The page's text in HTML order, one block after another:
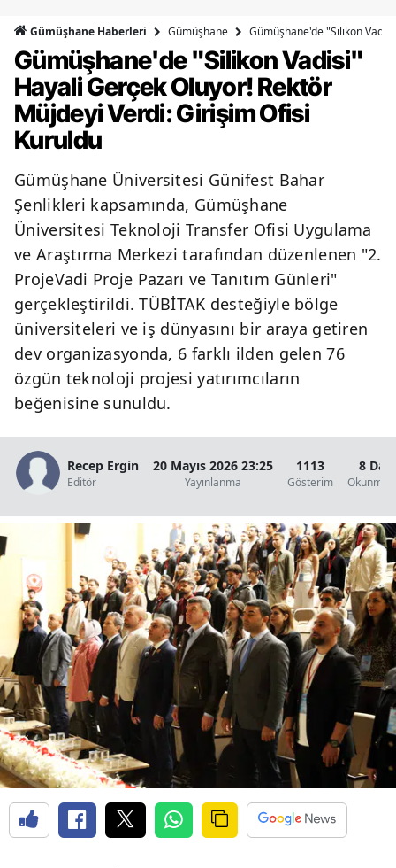
Bingöl
Bitlis
Bolu
Bursa
Çanakkale
Çankırı
Çorum
Denizli
Diyarbakır
Erzincan
Erzurum
Eskişehir
Gaziantep
Giresun
Gümüşhane
Hakkari
Hatay
Isparta
Mersin
Gümüşhane Haberleri Gümüşhane Gümüşhane'de "Silikon
Gümüşhane'de "Silikon Vadisi"
Hayali Gerçek Oluyor! Rektör
Müjdeyi Verdi: Girişim Ofisi
Kuruldu
Gümüşhane Üniversitesi Günifest Bahar
Şenlikleri kapsamında, Gümüşhane
Üniversitesi Teknoloji Transfer Ofisi Uygulama
ve Araştırma Merkezi tarafından düzenlenen "2.
ProjeVadi Proje Pazarı ve Tanıtım Günleri"
gerçekleştirildi. TÜBİTAK desteğiyle bölge
üniversiteleri ve iş dünyasını bir araya getiren
dev organizasyonda, 6 farklı ilden gelen 76
özgün teknoloji projesi yatırımcıların
beğenisine sunuldu.
Recep Ergin
Editör
20 Mayıs 2026 23:25
Yayınlanma
1113
Gösterim
8
Okunma